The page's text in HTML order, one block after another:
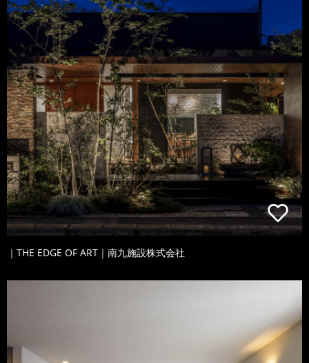
｜THE EDGE OF ART｜南九施設株式会社